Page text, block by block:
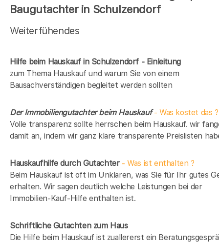
Baugutachter in Schulzendorf
Weiterfühendes
Hilfe beim Hauskauf in Schulzendorf - Einleitung
zum Thema Hauskauf und warum Sie von einem
Bausachverständigen begleitet werden sollten
Der Immobiliengutachter beim Hauskauf- Was kostet das ?
Volle transparenz sollte herrschen beim Hauskauf. wir
damit an, indem wir ganz klare transparente Preislisten
Hauskaufhilfe durch Gutachter- Was ist enthalten ?
Beim Hauskauf ist oft im Unklaren, was Sie für Ihr gutes
erhalten. Wir sagen deutlich welche Leistungen bei der
Immobilien-Kauf-Hilfe enthalten ist.
Schriftliche Gutachten zum Haus
Die Hilfe beim Hauskauf ist zuallererst ein